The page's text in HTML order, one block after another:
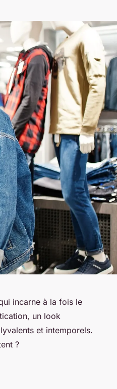
incarne à la fois le
un look
et intemporels.
?